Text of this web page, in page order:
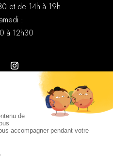
et de 14h à 19h
:
à 12h30
nous